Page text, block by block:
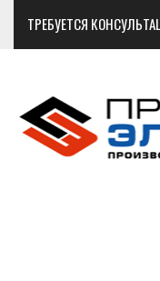
ТРЕБУЕТСЯ